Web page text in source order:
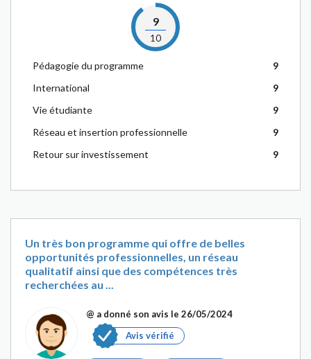
9
10
Pédagogie du programme
9
International
9
Vie étudiante
9
Réseau et insertion professionnelle
9
Retour sur investissement
9
Un très bon programme qui offre de belles
opportunités professionnelles, un réseau
qualitatif ainsi que des compétences très
recherchées au ...
@ a donné son avis le 26/05/2024
Avis vérifié